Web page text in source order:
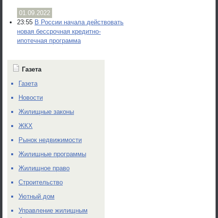
01.09.2022
23:55 В России начала действовать
новая бессрочная кредитно-
ипотечная программа
Газета
Газета
Новости
Жилищные законы
ЖКХ
Рынок недвижимости
Жилищные программы
Жилищное право
Строительство
Уютный дом
Управление жилищным